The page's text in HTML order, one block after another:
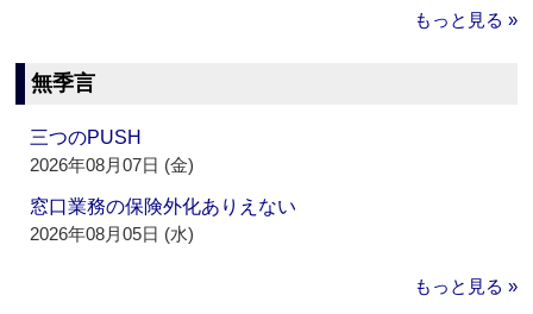
もっと見る »
無季言
三つのPUSH
2026年08月07日 (金)
窓口業務の保険外化ありえない
2026年08月05日 (水)
もっと見る »